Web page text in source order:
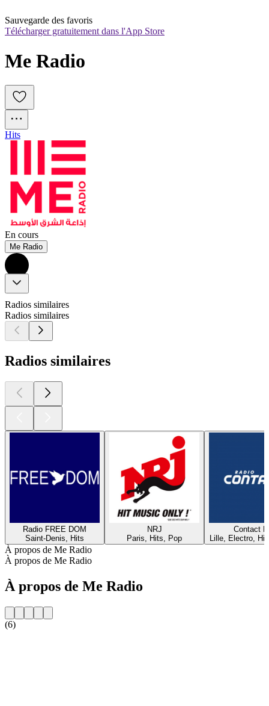
Sauvegarde des favoris
Télécharger gratuitement dans l'App Store
Me Radio
Hits
En cours
Me Radio
Radios similaires
Radios similaires
Radios similaires
Radio FREE DOM
Saint-Denis, Hits
NRJ
Paris, Hits, Pop
Contact
Lille, Electro,
À propos de Me Radio
À propos de Me Radio
À propos de Me Radio
(6)